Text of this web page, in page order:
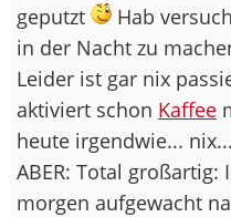
geputzt
Hab
in der Nacht zu
Leider ist gar nix
aktiviert schon Kaffee
heute irgendwie... nix...
ABER: Total
morgen aufgewacht